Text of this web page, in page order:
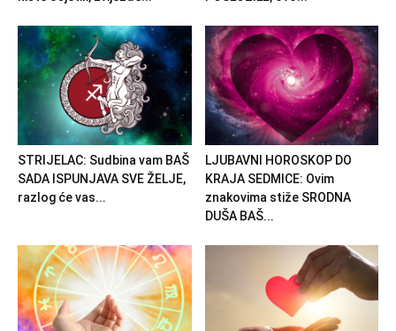
STRIJELAC: Sudbina vam BAŠ
SADA ISPUNJAVA SVE ŽELJE,
razlog će vas...
LJUBAVNI HOROSKOP DO
KRAJA SEDMICE: Ovim
znakovima stiže SRODNA
DUŠA BAŠ...